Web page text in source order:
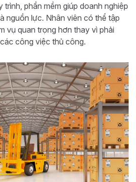
trình, phần mềm giúp doanh nghiệp
nguồn lực. Nhân viên có thể tập
vụ quan trọng hơn thay vì phải
công việc thủ công.